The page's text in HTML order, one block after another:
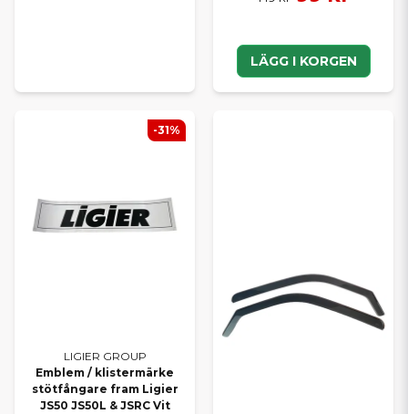
LÄGG I KORGEN
LIGIER GROUP
Emblem / klistermärke
stötfångare fram Ligier
JS50 JS50L & JSRC Vit
-31%